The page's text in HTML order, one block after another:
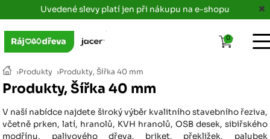
Uvedené slevy platí jen při nákupu na e-shopu
›Produkty ›Produkty, Šířka 40 mm
Produkty, Šířka 40 mm
V naší nabídce najdete široký výběr kvalitního stavebního řeziva,
včetně prken, latí, hranolů, KVH hranolů, OSB desek, sibiřského
modřínu, palivového dřeva, briket, překližek, palubek
0